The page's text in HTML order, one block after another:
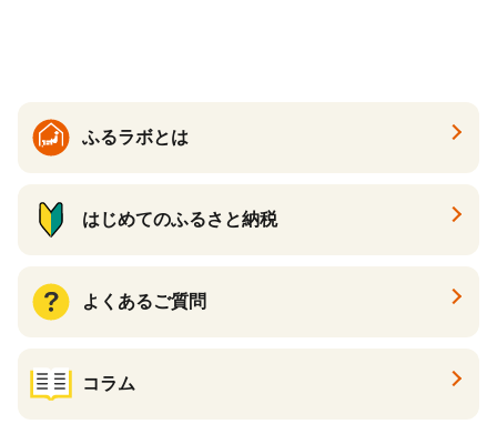
ふるラボとは
はじめてのふるさと納税
よくあるご質問
コラム